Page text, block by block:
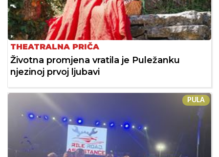
THEATRALNA PRIČA
Životna promjena vratila je Puležanku
njezinoj prvoj ljubavi
PULA